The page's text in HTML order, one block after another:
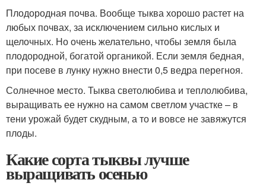
Плодородная почва. Вообще тыква хорошо растет на
любых почвах, за исключением сильно кислых и
щелочных. Но очень желательно, чтобы земля была
плодородной, богатой органикой. Если земля бедная,
при посеве в лунку нужно внести 0,5 ведра перегноя.
Солнечное место. Тыква светолюбива и теплолюбива,
выращивать ее нужно на самом светлом участке – в
тени урожай будет скудным, а то и вовсе не завяжутся
плоды.
Какие сорта тыквы лучше
выращивать осенью